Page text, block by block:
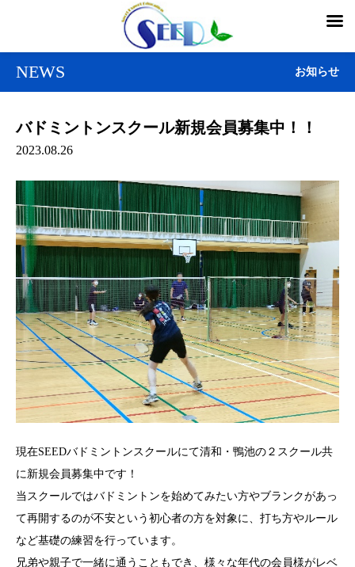
NEWS お知らせ
バドミントンスクール新規会員募集中！！
2023.08.26
現在SEEDバドミントンスクールにて清和・鴨池の２スクール共
に新規会員募集中です！
当スクールではバドミントンを始めてみたい方やブランクがあっ
て再開するのが不安という初心者の方を対象に、打ち方やルール
など基礎の練習を行っています。
兄弟や親子で一緒に通うこともでき、様々な年代の会員様がレベ